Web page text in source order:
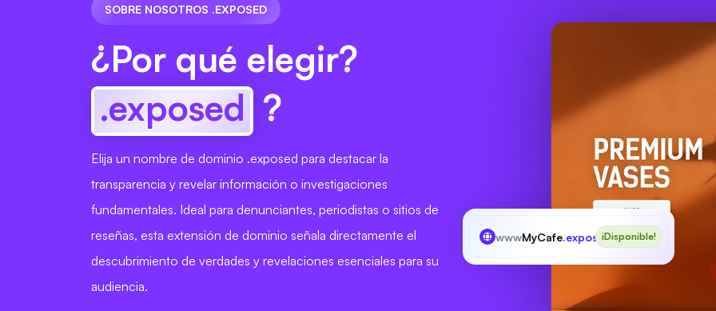
SOBRE NOSOTROS .EXPOSED
¿Por qué elegir?
.exposed ?
Elija un nombre de dominio .exposed para destacar la
transparencia y revelar información o investigaciones
fundamentales. Ideal para denunciantes, periodistas o sitios de
reseñas, esta extensión de dominio señala directamente el
descubrimiento de verdades y revelaciones esenciales para su
audiencia.
wwwMyCafe.exposed¡Disponible!